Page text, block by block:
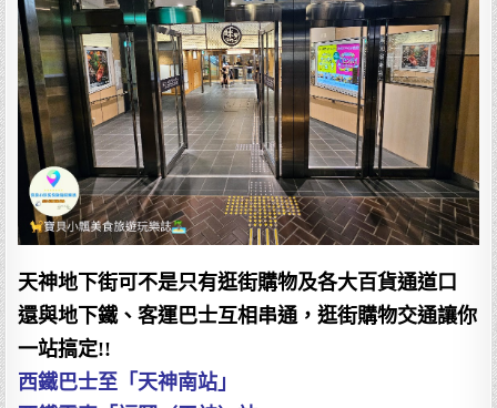
天神地下街可不是只有逛街購物及各大百貨通道口
還與地下鐵、客運巴士互相串通，逛街購物交通讓你
一站搞定!!
西鐵巴士至「天神南站」